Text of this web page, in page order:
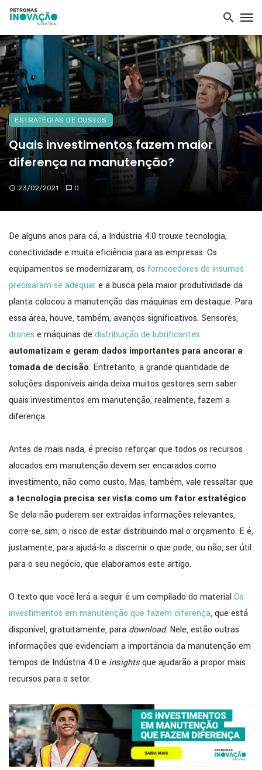
ESTRATÉGIAS DE CUSTOS
Quais investimentos fazem maior
diferença na manutenção?
23/02/2021 0
De alguns anos para cá, a Indústria 4.0 trouxe tecnologia,
conectividade e muita eficiência para as empresas. Os
equipamentos se modernizaram, os fornecedores de insumos
precisaram se adequare a busca pela maior produtividade da
planta colocou a manutenção das máquinas em destaque. Para
essa área, houve, também, avanços significativos. Sensores,
drones e máquinas de distribuição de lubrificantes
automatizam e geram dados importantes para ancorar a
tomada de decisão. Entretanto, a grande quantidade de
soluções disponíveis ainda deixa muitos gestores sem saber
quais investimentos em manutenção, realmente, fazem a
diferença.
Antes de mais nada, é preciso reforçar que todos os recursos
alocados em manutenção devem ser encarados como
investimento, não como custo. Mas, também, vale ressaltar que
a tecnologia precisa ser vista como um fator estratégico.
Se dela não puderem ser extraídas informações relevantes,
corre-se, sim, o risco de estar distribuindo mal o orçamento. E é,
justamente, para ajudá-lo a discernir o que pode, ou não, ser útil
para o seu negócio, que elaboramos este artigo.
O texto que você lerá a seguir é um compilado do materialOs
investimentos em manutenção que fazem diferença, que está
disponível, gratuitamente, para download. Nele, estão outras
informações que evidenciam a importância da manutenção em
tempos de Indústria 4.0 e insightsque ajudarão a propor mais
recursos para o setor.